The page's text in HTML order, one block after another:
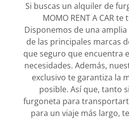
Si buscas un alquiler de
MOMO RENT A CAR
Disponemos de una
de las principales marcas
que seguro que encuentra
necesidades. Además,
exclusivo te garantiza la
posible. Así que, tanto
furgoneta para
para un viaje más largo,